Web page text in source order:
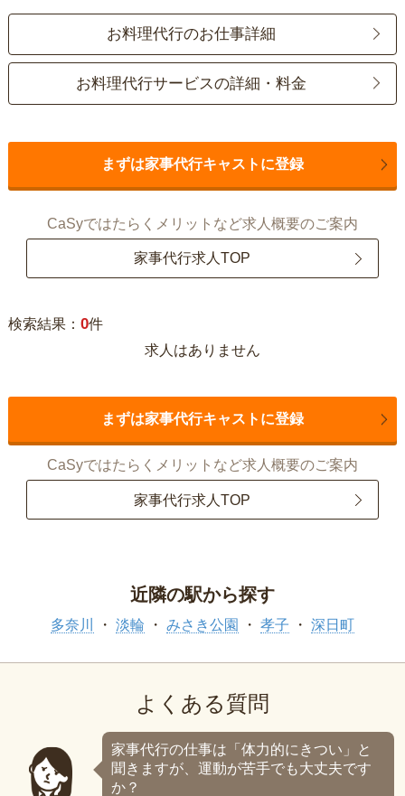
お料理代行のお仕事詳細
お料理代行サービスの詳細・料金
まずは家事代行キャストに登録
CaSyではたらくメリットなど求人概要のご案内
家事代行求人TOP
検索結果： 0件
求人はありません
まずは家事代行キャストに登録
CaSyではたらくメリットなど求人概要のご案内
家事代行求人TOP
近隣の駅から探す
多奈川 淡輪 みさき公園 孝子 深日町
よくある質問
家事代行の仕事は「体力的にきつい」と
聞きますが、運動が苦手でも大丈夫です
か？